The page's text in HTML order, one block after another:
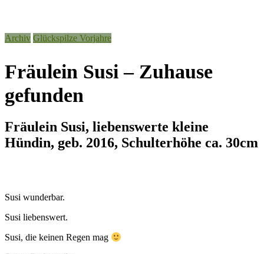
für
Archiv Glückspilze Vorjahre
Fräulein Susi – Zuhause
gefunden
Fräulein Susi, liebenswerte kleine
Hündin, geb. 2016, Schulterhöhe ca. 30cm
Susi wunderbar.
Susi liebenswert.
Susi, die keinen Regen mag